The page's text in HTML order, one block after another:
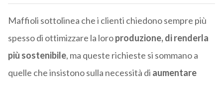
Maffioli sottolinea che i clienti chiedono sempre più
spesso di ottimizzare la loroproduzione, di renderla
più sostenibile, ma queste richieste si sommano a
quelle che insistono sulla necessità di aumentare